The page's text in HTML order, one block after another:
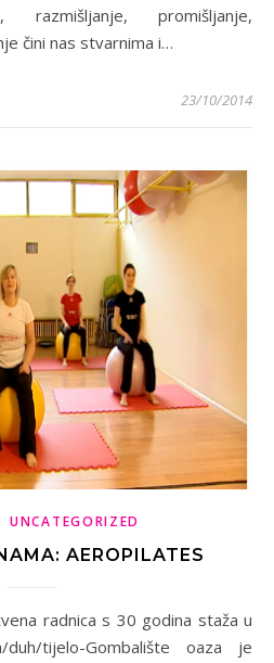
razmišljanje, promišljanje,
čini nas stvarnima i…
23/10/2014
UNCATEGORIZED
AEROPILATES
tijelo-Gombalište oaza je